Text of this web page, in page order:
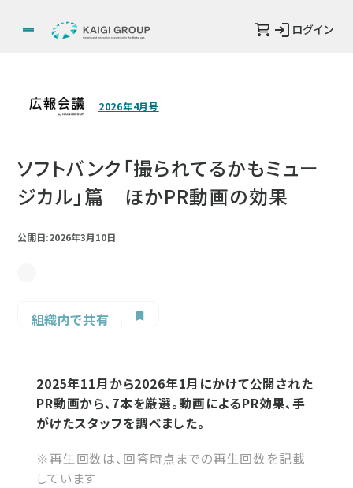
ログイン
2026年4月号
ソフトバンク「撮られてるかもミュー
ジカル」篇 ほかPR動画の効果
公開日:2026年3月10日
組織内で共有
2025年11月から2026年1月にかけて公開された
PR動画から、7本を厳選。動画によるPR効果、手
がけたスタッフを調べました。
※再生回数は、回答時点までの再生回数を記載
しています